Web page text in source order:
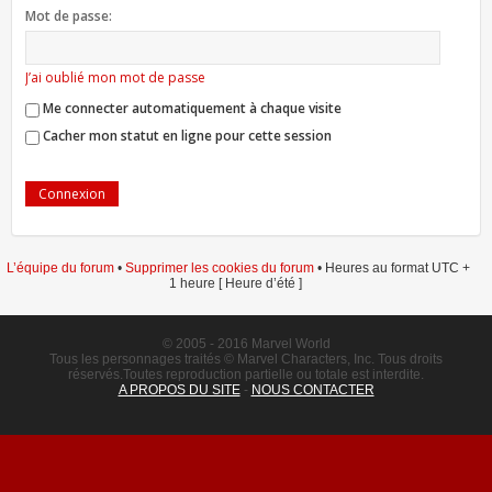
Mot de passe:
J’ai oublié mon mot de passe
Me connecter automatiquement à chaque visite
Cacher mon statut en ligne pour cette session
L’équipe du forum• Supprimer les cookies du forum• Heures au format UTC +
1 heure [ Heure d’été ]
© 2005 - 2016 Marvel World
Tous les personnages traités © Marvel Characters, Inc. Tous droits
réservés.Toutes reproduction partielle ou totale est interdite.
A PROPOS DU SITE- NOUS CONTACTER